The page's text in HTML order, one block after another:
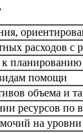
расходов с
планированию
помощи
объема и
ресурсов по
на